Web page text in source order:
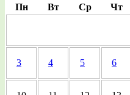
Пн
Вт Ср Чт
3 4 5 6